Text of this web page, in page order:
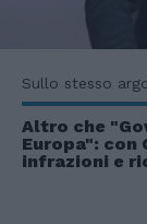
Sullo stesso
Altro che
Europa": con
infrazioni e